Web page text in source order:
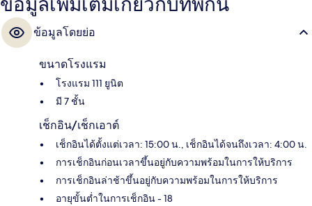
ข้อมูลโดยย่อ
ขนาดโรงแรม
โรงแรม 111 ยูนิต
มี 7 ชั้น
เช็กอิน/เช็กเอาต์
เช็กอินได้ตั้งแต่เวลา: 15:00 น., เช็กอินได้จนถึงเวลา: 4:00 น.
การเช็กอินก่อนเวลาขึ้นอยู่กับความพร้อมในการให้บริการ
การเช็กอินล่าช้าขึ้นอยู่กับความพร้อมในการให้บริการ
อายุขั้นต่ำในการเช็กอิน - 18